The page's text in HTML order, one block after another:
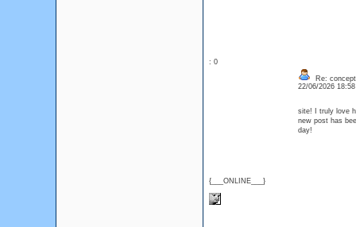
: 0
{___ONLINE___}
Re:
22/06/2026
site! I truly love
new post has
day!